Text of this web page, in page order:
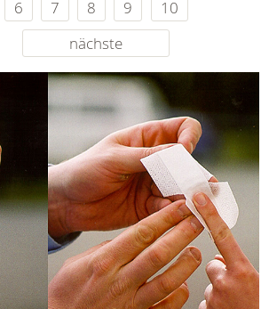
6
7 8 9
10
nächste